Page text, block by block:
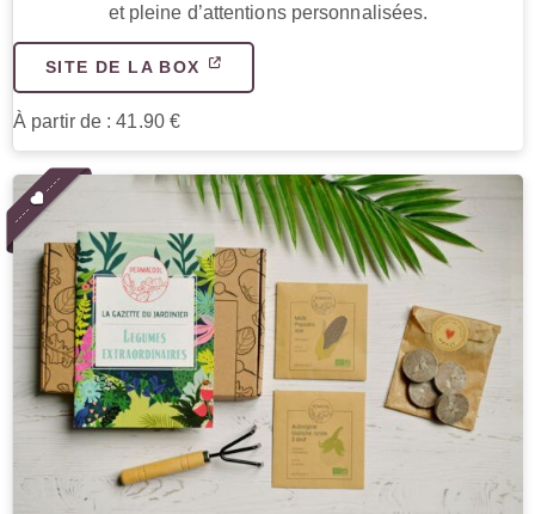
et pleine d’attentions personnalisées.
SITE DE LA BOX
À partir de : 41.90 €